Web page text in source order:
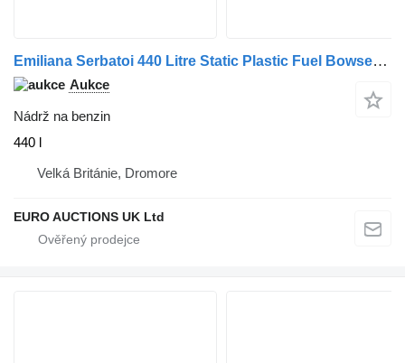
Emiliana Serbatoi 440 Litre Static Plastic Fuel Bowser, 12 Volt Electric Pump
Aukce
Nádrž na benzin
440 l
Velká Británie, Dromore
EURO AUCTIONS UK Ltd